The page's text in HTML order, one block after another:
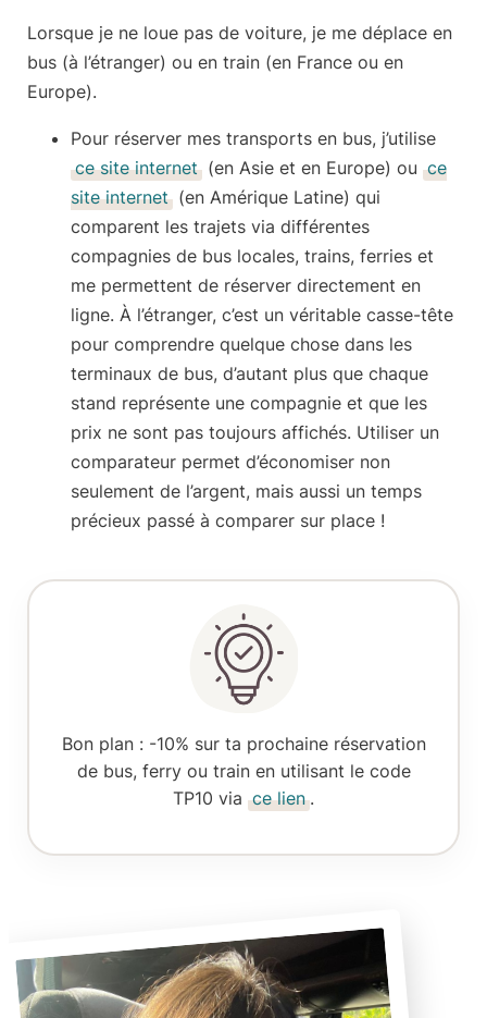
Lorsque je ne loue pas de voiture, je me déplace en
bus (à l’étranger) ou en train (en France ou en
Europe).
Pour réserver mes transports en bus, j’utilise
ce site internet (en Asie et en Europe) ou ce
site internet (en Amérique Latine) qui
comparent les trajets via différentes
compagnies de bus locales, trains, ferries et
me permettent de réserver directement en
ligne. À l’étranger, c’est un véritable casse-tête
pour comprendre quelque chose dans les
terminaux de bus, d’autant plus que chaque
stand représente une compagnie et que les
prix ne sont pas toujours affichés. Utiliser un
comparateur permet d’économiser non
seulement de l’argent, mais aussi un temps
précieux passé à comparer sur place !
Bon plan: -10% sur ta prochaine réservation
de bus, ferry ou train en utilisant le code
TP10 via ce lien .